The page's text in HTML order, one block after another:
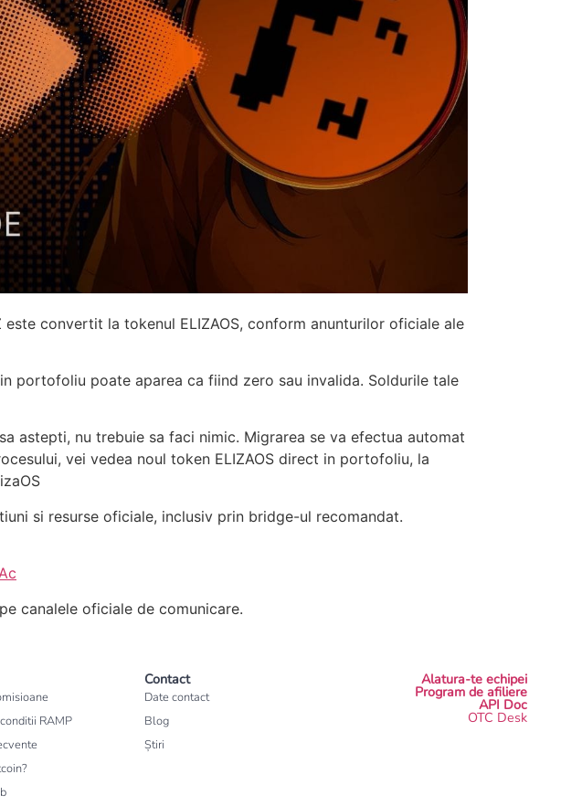
convertit la tokenul ELIZAOS, conform anunturilor oficiale ale
portofoliu poate aparea ca fiind zero sau invalida. Soldurile tale
astepti, nu trebuie sa faci nimic. Migrarea se va efectua automat
vei vedea noul token ELIZAOS direct in portofoliu, la
si resurse oficiale, inclusiv prin bridge-ul recomandat.
canalele oficiale de comunicare.
RAMP
Contact
Date contact
Blog
Știri
Alatura-te echipei
Program de afiliere
API Doc
OTC Desk